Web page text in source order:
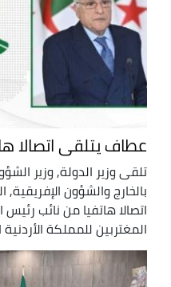
عطاف يتلقى اتصالا
تلقى وزير الدولة, وزير
بالخارج والشؤون الإفريقية,
اتصالا هاتفيا من نائب رئيس
المغتربين للمملكة